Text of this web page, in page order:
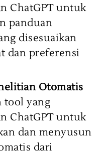
ChatGPT untuk
panduan
disesuaikan
dan preferensi
Otomatis
tool yang
ChatGPT untuk
dan menyusun
dari